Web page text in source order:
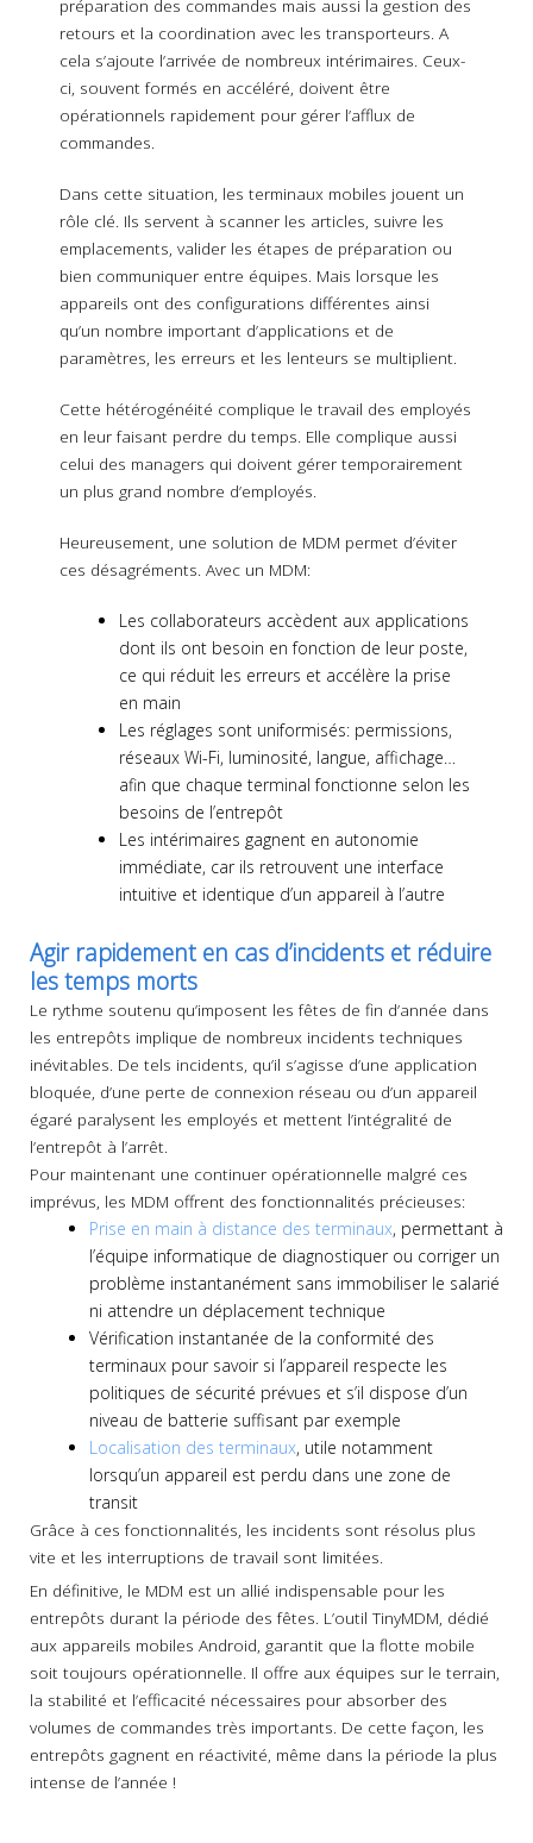
préparation des commandes mais aussi la gestion des
retours et la coordination avec les transporteurs. A
cela s’ajoute l’arrivée de nombreux intérimaires. Ceux-
ci, souvent formés en accéléré, doivent être
opérationnels rapidement pour gérer l’afflux de
commandes.
Dans cette situation, les terminaux mobiles jouent un
rôle clé. Ils servent à scanner les articles, suivre les
emplacements, valider les étapes de préparation ou
bien communiquer entre équipes. Mais lorsque les
appareils ont des configurations différentes ainsi
qu’un nombre important d’applications et de
paramètres, les erreurs et les lenteurs se multiplient.
Cette hétérogénéité complique le travail des employés
en leur faisant perdre du temps. Elle complique aussi
celui des managers qui doivent gérer temporairement
un plus grand nombre d’employés.
Heureusement, une solution de MDM permet d’éviter
ces désagréments. Avec un MDM:
Les collaborateurs accèdent aux applications
dont ils ont besoin en fonction de leur poste,
ce qui réduit les erreurs et accélère la prise
en main
Les réglages sont uniformisés: permissions,
réseaux Wi-Fi, luminosité, langue, affichage…
afin que chaque terminal fonctionne selon les
besoins de l’entrepôt
Les intérimaires gagnent en autonomie
immédiate, car ils retrouvent une interface
intuitive et identique d’un appareil à l’autre
Agir rapidement en cas d’incidents et réduire
les temps morts
Le rythme soutenu qu’imposent les fêtes de fin d’année dans
les entrepôts implique de nombreux incidents techniques
inévitables. De tels incidents, qu’il s’agisse d’une application
bloquée, d’une perte de connexion réseau ou d’un appareil
égaré paralysent les employés et mettent l’intégralité de
l’entrepôt à l’arrêt.
Pour maintenant une continuer opérationnelle malgré ces
imprévus, les MDM offrent des fonctionnalités précieuses:
Prise en main à distance des terminaux, permettant à
l’équipe informatique de diagnostiquer ou corriger un
problème instantanément sans immobiliser le salarié
ni attendre un déplacement technique
Vérification instantanée de la conformité des
terminaux pour savoir si l’appareil respecte les
politiques de sécurité prévues et s’il dispose d’un
niveau de batterie suffisant par exemple
Localisation des terminaux, utile notamment
lorsqu’un appareil est perdu dans une zone de
transit
Grâce à ces fonctionnalités, les incidents sont résolus plus
vite et les interruptions de travail sont limitées.
En définitive, le MDM est un allié indispensable pour les
entrepôts durant la période des fêtes. L’outil TinyMDM, dédié
aux appareils mobiles Android, garantit que la flotte mobile
soit toujours opérationnelle. Il offre aux équipes sur le terrain,
la stabilité et l’efficacité nécessaires pour absorber des
volumes de commandes très importants. De cette façon, les
entrepôts gagnent en réactivité, même dans la période la plus
intense de l’année !